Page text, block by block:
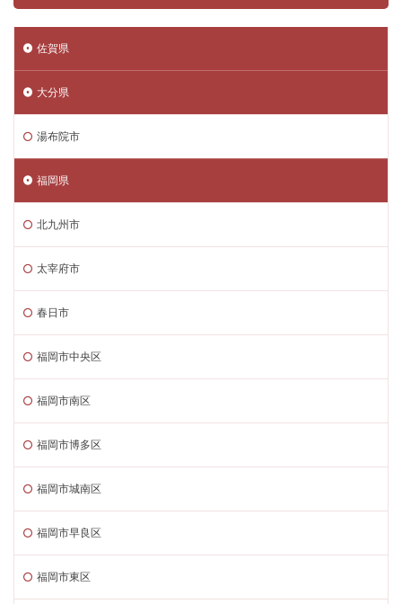
佐賀県
大分県
湯布院市
福岡県
北九州市
太宰府市
春日市
福岡市中央区
福岡市南区
福岡市博多区
福岡市城南区
福岡市早良区
福岡市東区